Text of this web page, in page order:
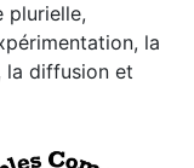
plurielle,
la
la diffusion et